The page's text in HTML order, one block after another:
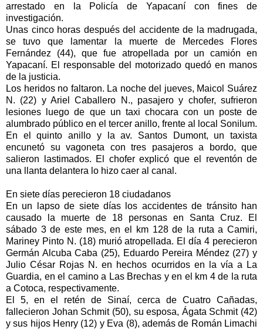
arrestado en la Policía de Yapacaní con fines de
investigación.
Unas cinco horas después del accidente de la madrugada,
se tuvo que lamentar la muerte de Mercedes Flores
Fernández (44), que fue atropellada por un camión en
Yapacaní. El responsable del motorizado quedó en manos
de la justicia.
Los heridos no faltaron. La noche del jueves, Maicol Suárez
N. (22) y Ariel Caballero N., pasajero y chofer, sufrieron
lesiones luego de que un taxi chocara con un poste de
alumbrado público en el tercer anillo, frente al local Sonilum.
En el quinto anillo y la av. Santos Dumont, un taxista
encunetó su vagoneta con tres pasajeros a bordo, que
salieron lastimados. El chofer explicó que el reventón de
una llanta delantera lo hizo caer al canal.
En siete días perecieron 18 ciudadanos
En un lapso de siete días los accidentes de tránsito han
causado la muerte de 18 personas en Santa Cruz. El
sábado 3 de este mes, en el km 128 de la ruta a Camiri,
Mariney Pinto N. (18) murió atropellada. El día 4 perecieron
Germán Alcuba Caba (25), Eduardo Pereira Méndez (27) y
Julio César Rojas N. en hechos ocurridos en la vía a La
Guardia, en el camino a Las Brechas y en el km 4 de la ruta
a Cotoca, respectivamente.
El 5, en el retén de Sinaí, cerca de Cuatro Cañadas,
fallecieron Johan Schmit (50), su esposa, Ágata Schmit (42)
y sus hijos Henry (12) y Eva (8), además de Román Limachi